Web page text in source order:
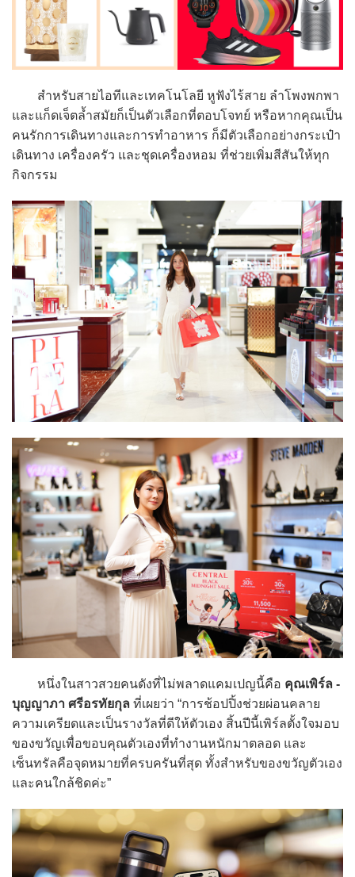
สำหรับสายไอทีและเทคโนโลยี หูฟังไร้สาย ลำโพงพกพา
และแก็ดเจ็ตล้ำสมัยก็เป็นตัวเลือกที่ตอบโจทย์ หรือหากคุณเป็น
คนรักการเดินทางและการทำอาหาร ก็มีตัวเลือกอย่างกระเป๋า
เดินทาง เครื่องครัว และชุดเครื่องหอม ที่ช่วยเพิ่มสีสันให้ทุก
กิจกรรม
หนึ่งในสาวสวยคนดังที่ไม่พลาดแคมเปญนี้คือ คุณเพิร์ล -
บุญญาภา ศรีอรทัยกุล ที่เผยว่า “การช้อปปิ้งช่วยผ่อนคลาย
ความเครียดและเป็นรางวัลที่ดีให้ตัวเอง สิ้นปีนี้เพิร์ลตั้งใจมอบ
ของขวัญเพื่อขอบคุณตัวเองที่ทำงานหนักมาตลอด และ
เซ็นทรัลคือจุดหมายที่ครบครันที่สุด ทั้งสำหรับของขวัญตัวเอง
และคนใกล้ชิดค่ะ”